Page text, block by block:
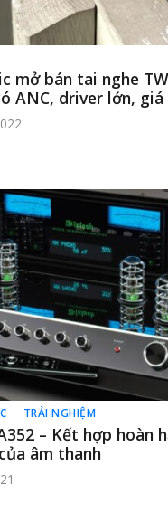
mở bán tai nghe
ANC, driver lớn,
TRẢI NGHIỆM
– Kết hợp hoàn
âm thanh